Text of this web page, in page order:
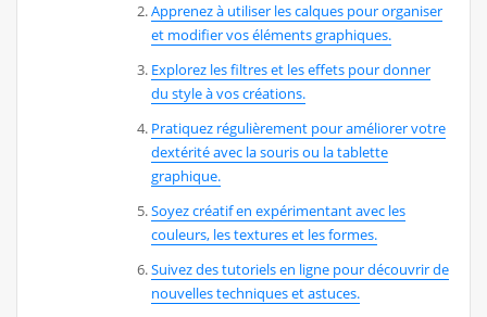
Apprenez à utiliser les calques pour organiser
et modifier vos éléments graphiques.
Explorez les filtres et les effets pour donner
du style à vos créations.
Pratiquez régulièrement pour améliorer votre
dextérité avec la souris ou la tablette
graphique.
Soyez créatif en expérimentant avec les
couleurs, les textures et les formes.
Suivez des tutoriels en ligne pour découvrir de
nouvelles techniques et astuces.